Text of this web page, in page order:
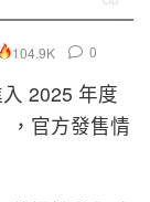
104.9K 0
2025 年度
，官方發售情